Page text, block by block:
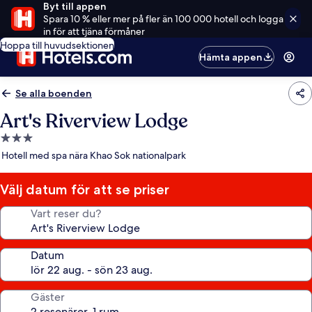
Byt till appen
Spara 10 % eller mer på fler än 100 000 hotell och logga
in för att tjäna förmåner
Hoppa till huvudsektionen
Hämta appen
Se alla boenden
Art's Riverview Lodge
3.0-
stjärnigt
Hotell med spa nära Khao Sok nationalpark
Välj datum för att se priser
Vart reser du?
Datum
Gäster